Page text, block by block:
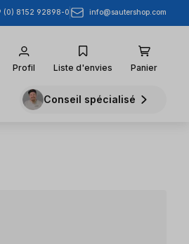
(0) 8152 92898-0 info@sautershop.com
Profil Liste d'envies Panier
Conseil spécialisé